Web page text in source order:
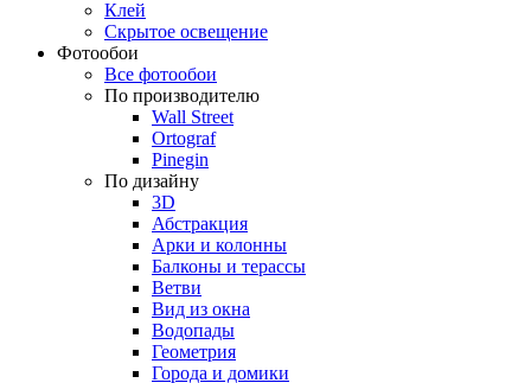
Клей
Скрытое освещение
Фотообои
Все фотообои
По производителю
Wall Street
Ortograf
Pinegin
По дизайну
3D
Абстракция
Арки и колонны
Балконы и терассы
Ветви
Вид из окна
Водопады
Геометрия
Города и домики